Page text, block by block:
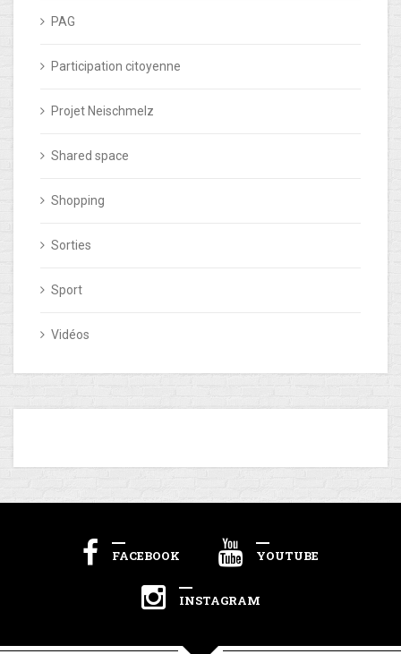
PAG
Participation citoyenne
Projet Neischmelz
Shared space
Shopping
Sorties
Sport
Vidéos
FACEBOOK YOUTUBE
INSTAGRAM